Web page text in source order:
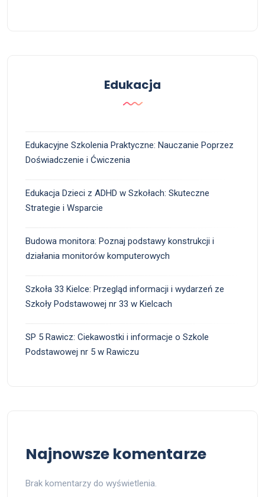
Edukacja
Edukacyjne Szkolenia Praktyczne: Nauczanie Poprzez
Doświadczenie i Ćwiczenia
Edukacja Dzieci z ADHD w Szkołach: Skuteczne
Strategie i Wsparcie
Budowa monitora: Poznaj podstawy konstrukcji i
działania monitorów komputerowych
Szkoła 33 Kielce: Przegląd informacji i wydarzeń ze
Szkoły Podstawowej nr 33 w Kielcach
SP 5 Rawicz: Ciekawostki i informacje o Szkole
Podstawowej nr 5 w Rawiczu
Najnowsze komentarze
Brak komentarzy do wyświetlenia.